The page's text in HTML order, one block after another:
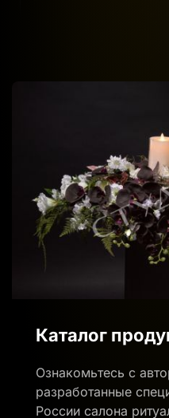
Каталог
Ознакомьтесь с
разработанные
России салона